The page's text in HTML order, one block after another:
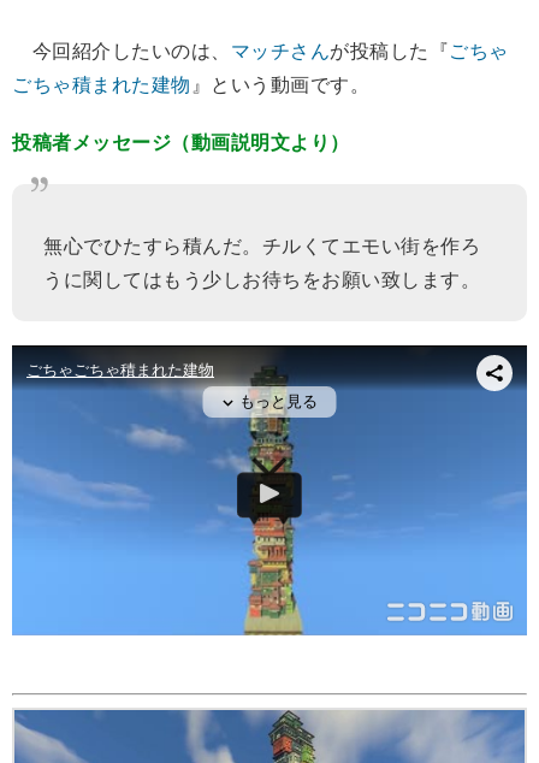
今回紹介したいのは、 マッチさんが投稿した『ごちゃ
ごちゃ積まれた建物 』という動画です。
投稿者メッセージ（動画説明文より）
無心でひたすら積んだ。チルくてエモい街を作ろ
うに関してはもう少しお待ちをお願い致します。